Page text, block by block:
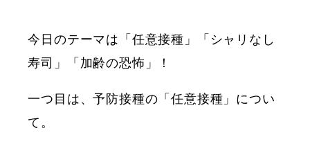
今日のテーマは「任意接種」「シャリなし
寿司」「加齢の恐怖」！
一つ目は、予防接種の「任意接種」につい
て。